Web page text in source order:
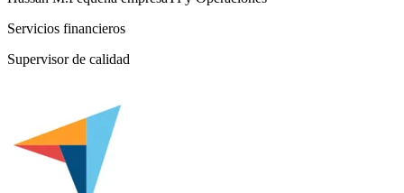
Servicios financieros
Supervisor de calidad